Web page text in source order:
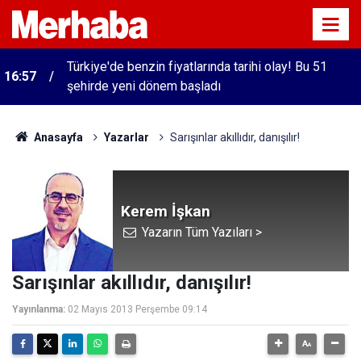
16:57
Türkiye'de benzin fiyatlarında tarihi olay! Bu 51
şehirde yeni dönem başladı
Anasayfa Yazarlar Sarışınlar akıllıdır, danışılır!
Kerem İşkan
Yazarın Tüm Yazıları >
Sarışınlar akıllıdır, danışılır!
Yayınlanma: 02 Mayıs 2013 Perşembe 09:14